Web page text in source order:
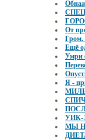
От
Гром.
Ещё
Умри
Я -
УИК-
МЫ